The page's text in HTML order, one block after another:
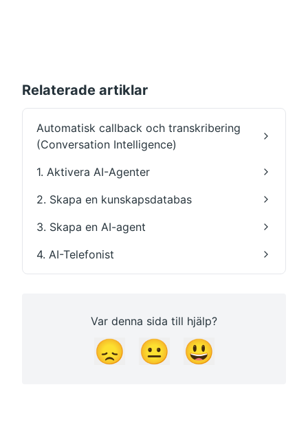
Relaterade artiklar
Automatisk callback och transkribering
(Conversation Intelligence)
1. Aktivera AI-Agenter
2. Skapa en kunskapsdatabas
3. Skapa en AI-agent
4. AI-Telefonist
Var denna sida till hjälp?
😞 😐 😃